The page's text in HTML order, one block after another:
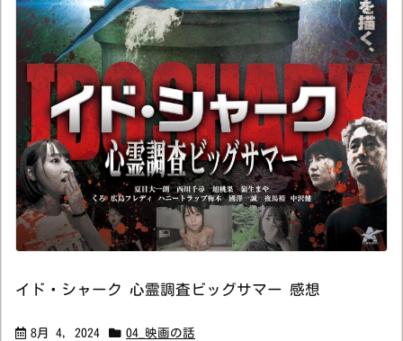
イド・シャーク 心霊調査ビッグサマー 感想
8月 4, 2024 04_映画の話